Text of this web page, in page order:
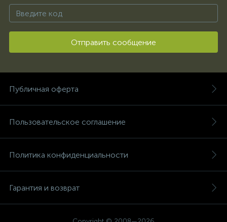
Отправить сообщение
Публичная оферта
Пользовательское соглашение
Политика конфиденциальности
Гарантия и возврат